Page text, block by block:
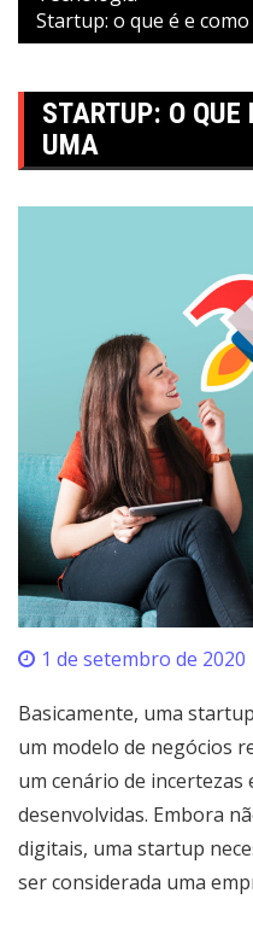
Startup: o que é e
STARTUP: O
UMA
1 de setembro de 2020
Basicamente, uma
um modelo de negócios
um cenário de incertezas
desenvolvidas. Embora
digitais, uma startup
ser considerada uma